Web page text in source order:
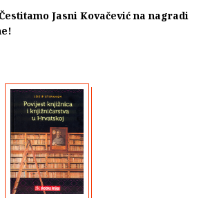
Jasni Kovačević na nagradi